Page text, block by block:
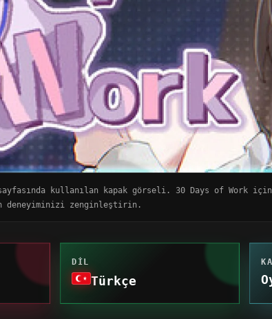
kullanılan kapak görseli. 30 Days of Work için
deneyiminizi zenginleştirin.
DIL
Türkçe